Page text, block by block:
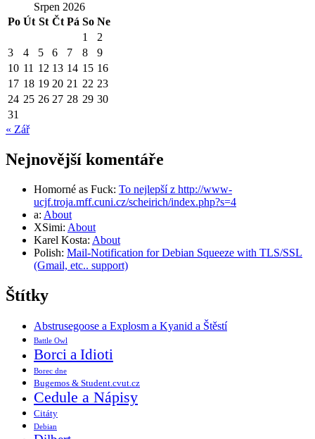
Srpen 2026
Po Út St Čt Pá So Ne
1
2
3
4 5 6 7 8
9
10 11 12 13 14 15 16
17 18 19 20 21 22 23
24 25 26 27 28 29 30
31
« Zář
Nejnovější komentáře
Homorné as Fuck: To nejlepší z http://www-
ucjf.troja.mff.cuni.cz/scheirich/index.php?s=4
a: About
XSimi: About
Karel Kosta: About
Polish: Mail-Notification for Debian Squeeze with TLS/SSL
(Gmail, etc.. support)
Štítky
Abstrusegoose a Explosm a Kyanid a Štěstí
Battle Owl
Borci a Idioti
Borec dne
Bugemos & Student.cvut.cz
Cedule a Nápisy
Citáty
Debian